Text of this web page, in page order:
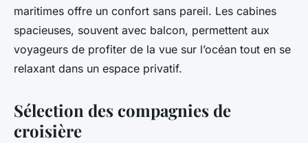
maritimes offre un confort sans pareil. Les cabines
spacieuses, souvent avec balcon, permettent aux
voyageurs de profiter de la vue sur l’océan tout en se
relaxant dans un espace privatif.
Sélection des compagnies de
croisière